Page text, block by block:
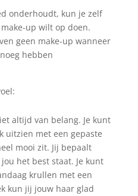
onderhoudt, kun je zelf
up wilt op doen.
geen make-up wanneer
hebben
altijd van belang. Je kunt
uitzien met een gepaste
mooi zit. Jij bepaalt
het best staat. Je kunt
krullen met een
kun jij jouw haar glad